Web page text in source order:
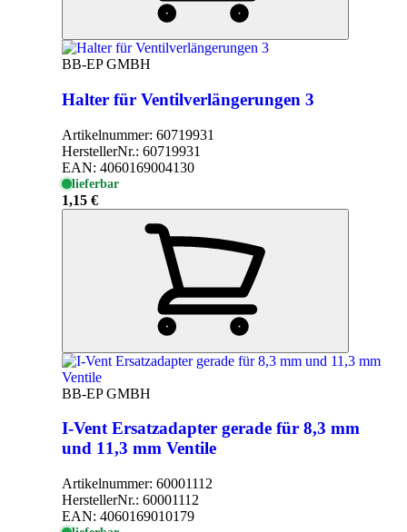
BB-EP GMBH
Halter für Ventilverlängerungen 3
Artikelnummer: 60719931
HerstellerNr.: 60719931
EAN: 4060169004130
lieferbar
1,15 €
BB-EP GMBH
I-Vent Ersatzadapter gerade für 8,3 mm
und 11,3 mm Ventile
Artikelnummer: 60001112
HerstellerNr.: 60001112
EAN: 4060169010179